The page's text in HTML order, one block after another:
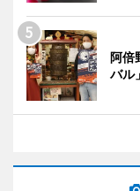
阿倍
バル